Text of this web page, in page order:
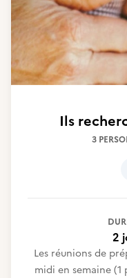
Ils
3
2
Les réunions de
midi en semaine (1